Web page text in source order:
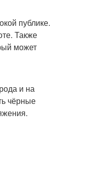
публике.
Также
может
и на
чёрные